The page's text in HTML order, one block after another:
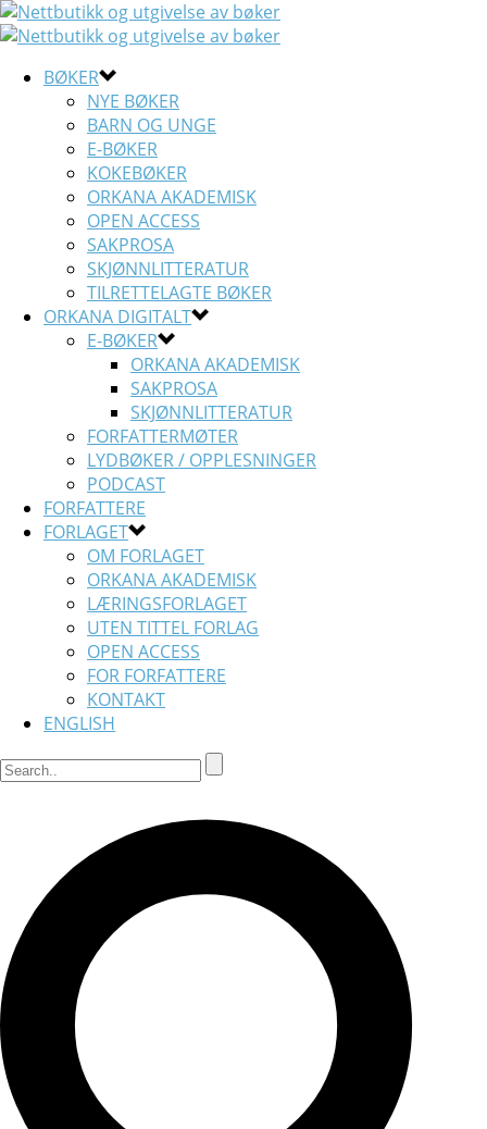
BØKER
NYE BØKER
BARN OG UNGE
E-BØKER
KOKEBØKER
ORKANA AKADEMISK
OPEN ACCESS
SAKPROSA
SKJØNNLITTERATUR
TILRETTELAGTE BØKER
ORKANA DIGITALT
E-BØKER
ORKANA AKADEMISK
SAKPROSA
SKJØNNLITTERATUR
FORFATTERMØTER
LYDBØKER / OPPLESNINGER
PODCAST
FORFATTERE
FORLAGET
OM FORLAGET
ORKANA AKADEMISK
LÆRINGSFORLAGET
UTEN TITTEL FORLAG
OPEN ACCESS
FOR FORFATTERE
KONTAKT
ENGLISH